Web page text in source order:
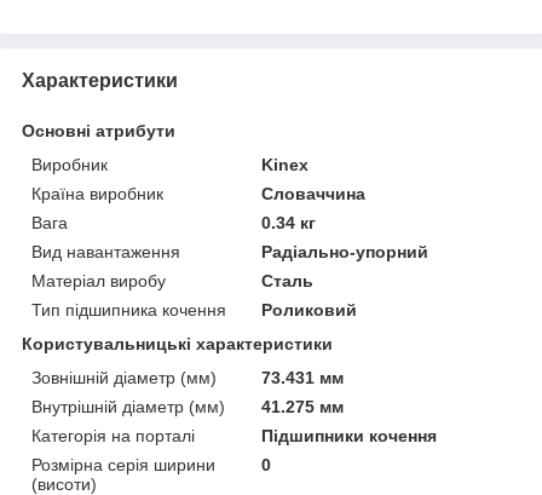
Характеристики
Основні атрибути
Виробник
Kinex
Країна виробник
Словаччина
Вага
0.34 кг
Вид навантаження
Радіально-упорний
Матеріал виробу
Сталь
Тип підшипника кочення
Роликовий
Користувальницькі характеристики
Зовнішній діаметр (мм)
73.431 мм
Внутрішній діаметр (мм)
41.275 мм
Категорія на порталі
Підшипники кочення
Розмірна серія ширини
(висоти)
0